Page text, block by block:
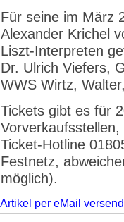
Für seine im März
Alexander Krichel
Liszt-Interpreten
Dr. Ulrich Viefers,
WWS Wirtz,
Tickets gibt es für
Vorverkaufsstellen,
Ticket-Hotline
Festnetz,
möglich).
Artikel per eMail